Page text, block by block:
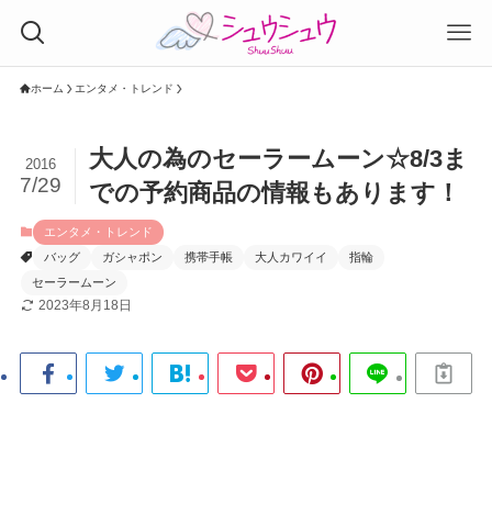
ホーム エンタメ・トレンド
大人の為のセーラームーン☆8/3ま
での予約商品の情報もあります！
2016
7/29
エンタメ・トレンド
バッグ
ガシャポン 携帯手帳 大人カワイイ
指輪
セーラームーン
2023年8月18日